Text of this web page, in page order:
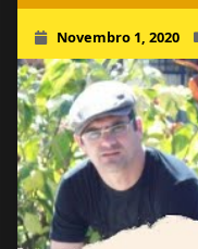
Novembro 1, 2020